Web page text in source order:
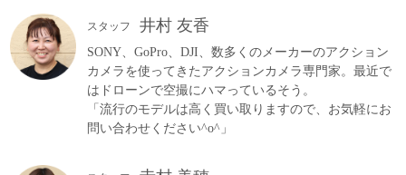
スタッフ 井村 友香
SONY、GoPro、DJI、数多くのメーカーのアクション
カメラを使ってきたアクションカメラ専門家。最近で
はドローンで空撮にハマっているそう。
「流行のモデルは高く買い取りますので、お気軽にお
問い合わせください^o^」